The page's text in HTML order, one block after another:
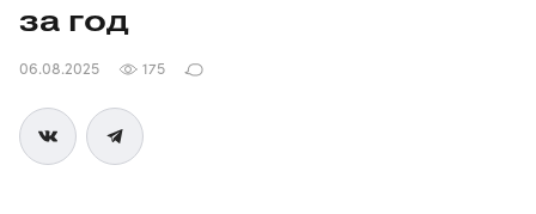
за год
06.08.2025 175